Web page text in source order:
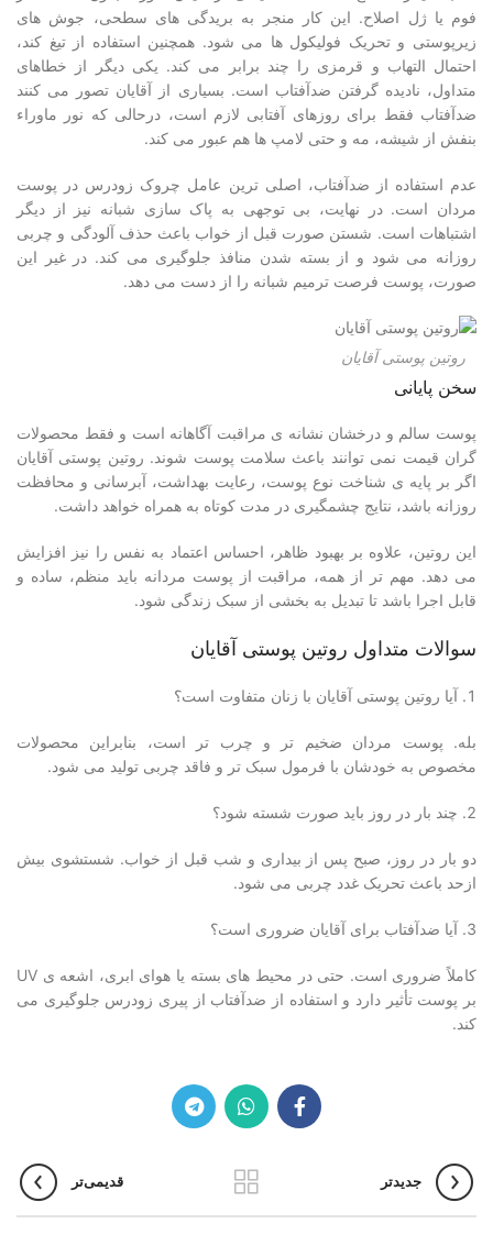
فوم یا ژل اصلاح. این کار منجر به بریدگی های سطحی، جوش های
زیرپوستی و تحریک فولیکول ها می شود. همچنین استفاده از تیغ کند،
احتمال التهاب و قرمزی را چند برابر می کند. یکی دیگر از خطاهای
متداول، نادیده گرفتن ضدآفتاب است. بسیاری از آقایان تصور می کنند
ضدآفتاب فقط برای روزهای آفتابی لازم است، درحالی که نور ماوراء
بنفش از شیشه، مه و حتی لامپ ها هم عبور می کند.
عدم استفاده از ضدآفتاب، اصلی ترین عامل چروک زودرس در پوست
مردان است. در نهایت، بی توجهی به پاک سازی شبانه نیز از دیگر
اشتباهات است. شستن صورت قبل از خواب باعث حذف آلودگی و چربی
روزانه می شود و از بسته شدن منافذ جلوگیری می کند. در غیر این
صورت، پوست فرصت ترمیم شبانه را از دست می دهد.
روتین پوستی آقایان
سخن پایانی
پوست سالم و درخشان نشانه ی مراقبت آگاهانه است و فقط محصولات
گران قیمت نمی توانند باعث سلامت پوست شوند. روتین پوستی آقایان
اگر بر پایه ی شناخت نوع پوست، رعایت بهداشت، آبرسانی و محافظت
روزانه باشد، نتایج چشمگیری در مدت کوتاه به همراه خواهد داشت.
این روتین، علاوه بر بهبود ظاهر، احساس اعتماد به نفس را نیز افزایش
می دهد. مهم تر از همه، مراقبت از پوست مردانه باید منظم، ساده و
قابل اجرا باشد تا تبدیل به بخشی از سبک زندگی شود.
سوالات متداول روتین پوستی آقایان
آیا روتین پوستی آقایان با زنان متفاوت است؟
بله. پوست مردان ضخیم تر و چرب تر است، بنابراین محصولات
مخصوص به خودشان با فرمول سبک تر و فاقد چربی تولید می شود.
چند بار در روز باید صورت شسته شود؟
دو بار در روز، صبح پس از بیداری و شب قبل از خواب. شستشوی بیش
ازحد باعث تحریک غدد چربی می شود.
آیا ضدآفتاب برای آقایان ضروری است؟
کاملاً ضروری است. حتی در محیط های بسته یا هوای ابری، اشعه ی UV
بر پوست تأثیر دارد و استفاده از ضدآفتاب از پیری زودرس جلوگیری می
کند.
جدیدتر قدیمی‌تر